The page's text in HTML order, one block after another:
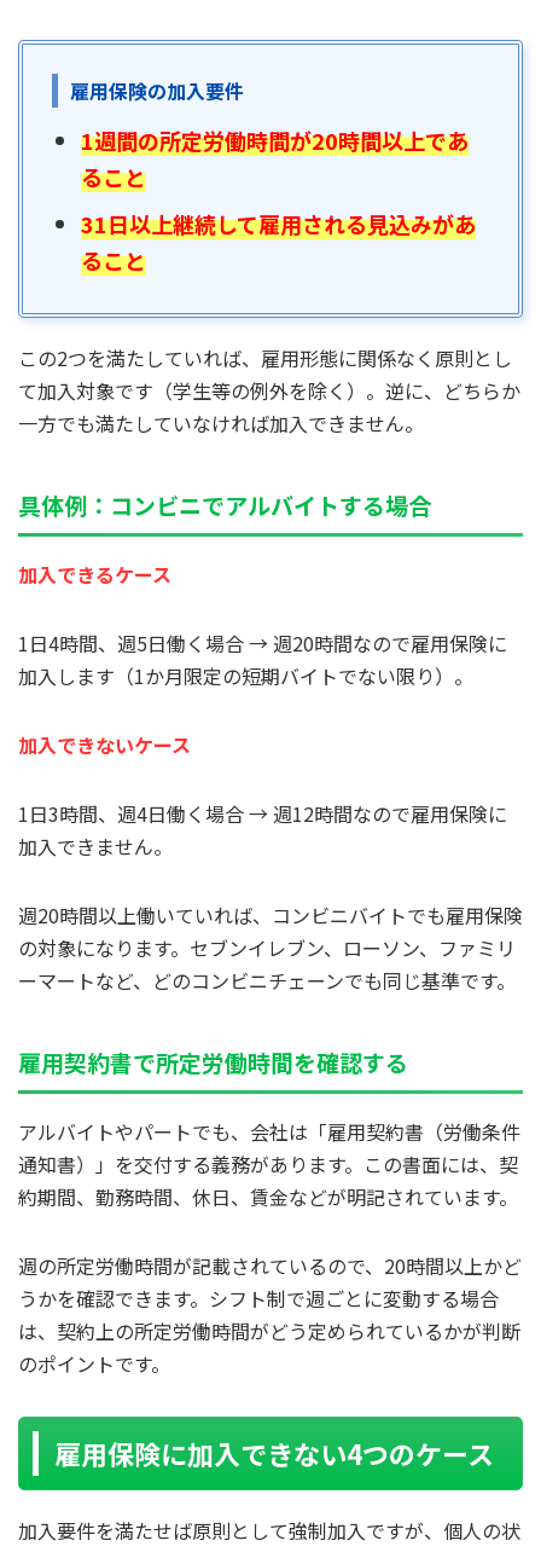
雇用保険の加入要件
1週間の所定労働時間が20時間以上であ
ること
31日以上継続して雇用される見込みがあ
ること
この2つを満たしていれば、雇用形態に関係なく原則とし
て加入対象です（学生等の例外を除く）。逆に、どちらか
一方でも満たしていなければ加入できません。
具体例：コンビニでアルバイトする場合
加入できるケース
1日4時間、週5日働く場合 → 週20時間なので雇用保険に
加入します（1か月限定の短期バイトでない限り）。
加入できないケース
1日3時間、週4日働く場合 → 週12時間なので雇用保険に
加入できません。
週20時間以上働いていれば、コンビニバイトでも雇用保険
の対象になります。セブンイレブン、ローソン、ファミリ
ーマートなど、どのコンビニチェーンでも同じ基準です。
雇用契約書で所定労働時間を確認する
アルバイトやパートでも、会社は「雇用契約書（労働条件
通知書）」を交付する義務があります。この書面には、契
約期間、勤務時間、休日、賃金などが明記されています。
週の所定労働時間が記載されているので、20時間以上かど
うかを確認できます。シフト制で週ごとに変動する場合
は、契約上の所定労働時間がどう定められているかが判断
のポイントです。
雇用保険に加入できない4つのケース
加入要件を満たせば原則として強制加入ですが、個人の状